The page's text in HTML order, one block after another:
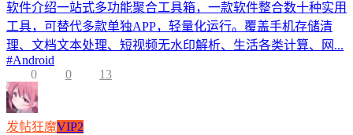
软件介绍一站式多功能聚合工具箱，一款软件整合数十种实用
工具，可替代多款单独APP，轻量化运行。覆盖手机存储清
理、文档文本处理、短视频无水印解析、生活各类计算、网...
#Android
0
0 13
发帖狂魔VIP2